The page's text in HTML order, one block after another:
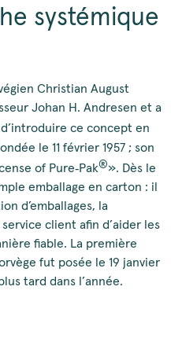
systémique
Christian August
Johan H. Andresen et a
ce concept en
le 11 février 1957 ; son
of Pure‑Pak®». Dès le
emballage en carton : il
d’emballages, la
client afin d’aider les
fiable. La première
fut posée le 19 janvier
tard dans l’année.